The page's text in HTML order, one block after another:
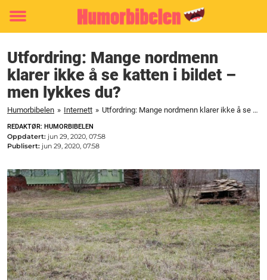
Toggle
Utfordring: Mange nordmenn
klarer ikke å se katten i bildet –
men lykkes du?
Humorbibelen » Internett » Utfordring: Mange nordmenn klarer ikke å se katten i bildet - men lykkes du?
REDAKTØR: HUMORBIBELEN
Oppdatert: jun 29, 2020, 07:58
Publisert: jun 29, 2020, 07:58